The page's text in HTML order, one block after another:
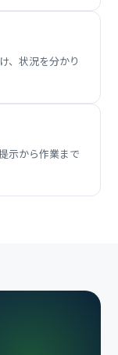
、状況を分かり
示から作業まで